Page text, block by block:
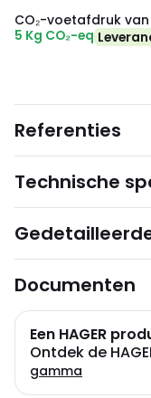
CO₂-voetafdruk
5 Kg CO₂-eq
Referenties
Technische
Documenten
Een HAGER
Ontdek de
gamma